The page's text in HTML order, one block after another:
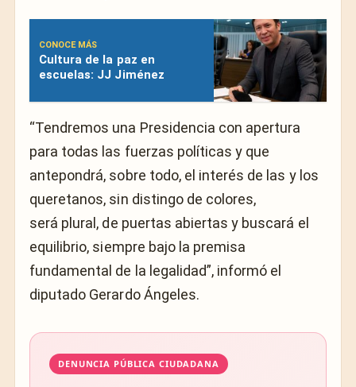
CONOCE MÁS
Cultura de la paz en
escuelas: JJ Jiménez
“Tendremos una Presidencia con apertura
para todas las fuerzas políticas y que
antepondrá, sobre todo, el interés de las y los
queretanos, sin distingo de colores,
será plural, de puertas abiertas y buscará el
equilibrio, siempre bajo la premisa
fundamental de la legalidad”, informó el
diputado Gerardo Ángeles.
DENUNCIA PÚBLICA CIUDADANA